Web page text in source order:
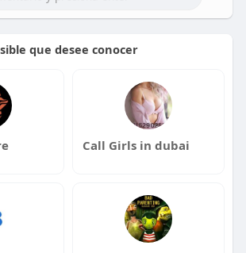
que desee conocer
Call Girls in dubai